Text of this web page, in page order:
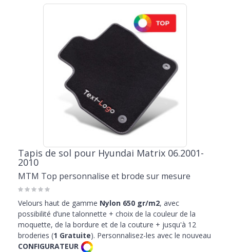
Tapis de sol pour Hyundai Matrix 06.2001-
2010
MTM Top personnalise et brode sur mesure
Velours haut de gamme Nylon 650 gr/m2, avec
possibilité d’une talonnette + choix de la couleur de la
moquette, de la bordure et de la couture + jusqu'à 12
broderies (1 Gratuite). Personnalisez-les avec le nouveau
CONFIGURATEUR